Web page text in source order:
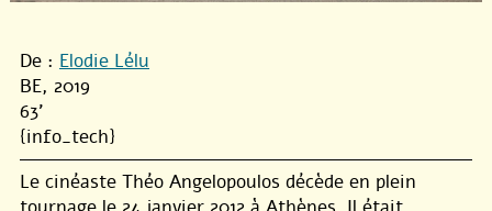
De : Elodie Lélu
BE, 2019
63'
{info_tech}
Le cinéaste Théo Angelopoulos décède en plein